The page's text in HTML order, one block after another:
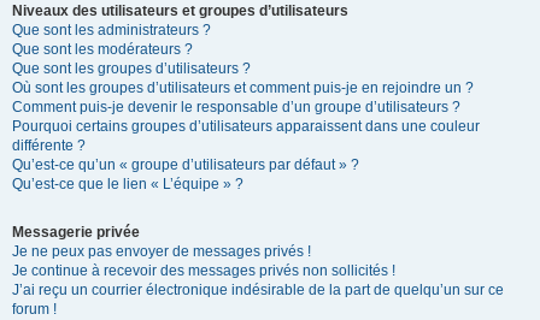
Niveaux des utilisateurs et groupes d’utilisateurs
Que sont les administrateurs ?
Que sont les modérateurs ?
Que sont les groupes d’utilisateurs ?
Où sont les groupes d’utilisateurs et comment puis-je en rejoindre un ?
Comment puis-je devenir le responsable d’un groupe d’utilisateurs ?
Pourquoi certains groupes d’utilisateurs apparaissent dans une couleur
différente ?
Qu’est-ce qu’un « groupe d’utilisateurs par défaut » ?
Qu’est-ce que le lien « L’équipe » ?
Messagerie privée
Je ne peux pas envoyer de messages privés !
Je continue à recevoir des messages privés non sollicités !
J’ai reçu un courrier électronique indésirable de la part de quelqu’un sur ce
forum !